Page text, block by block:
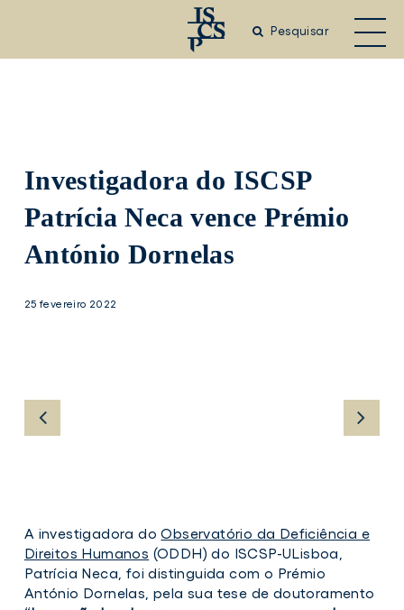
Pesquisar
Investigadora do ISCSP
Patrícia Neca vence Prémio
António Dornelas
25 fevereiro 2022
do
ISCSP
Patrícia
Neca
A investigadora doObservatório da Deficiência e
Direitos Humanos (ODDH) do ISCSP-ULisboa,
Patrícia Neca, foi distinguida com o Prémio
António Dornelas, pela sua tese de doutoramento